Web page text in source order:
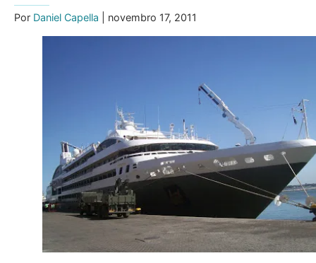
Por Daniel Capella | novembro 17, 2011